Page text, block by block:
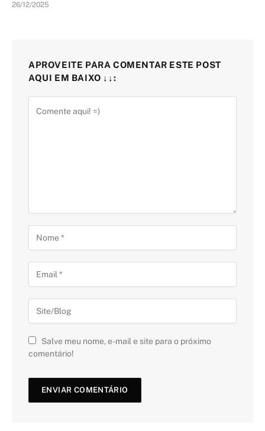
26/12/2025
APROVEITE PARA COMENTAR ESTE POST
AQUI EM BAIXO ↓↓:
Salve meu nome, e-mail e site para o próximo
comentário!